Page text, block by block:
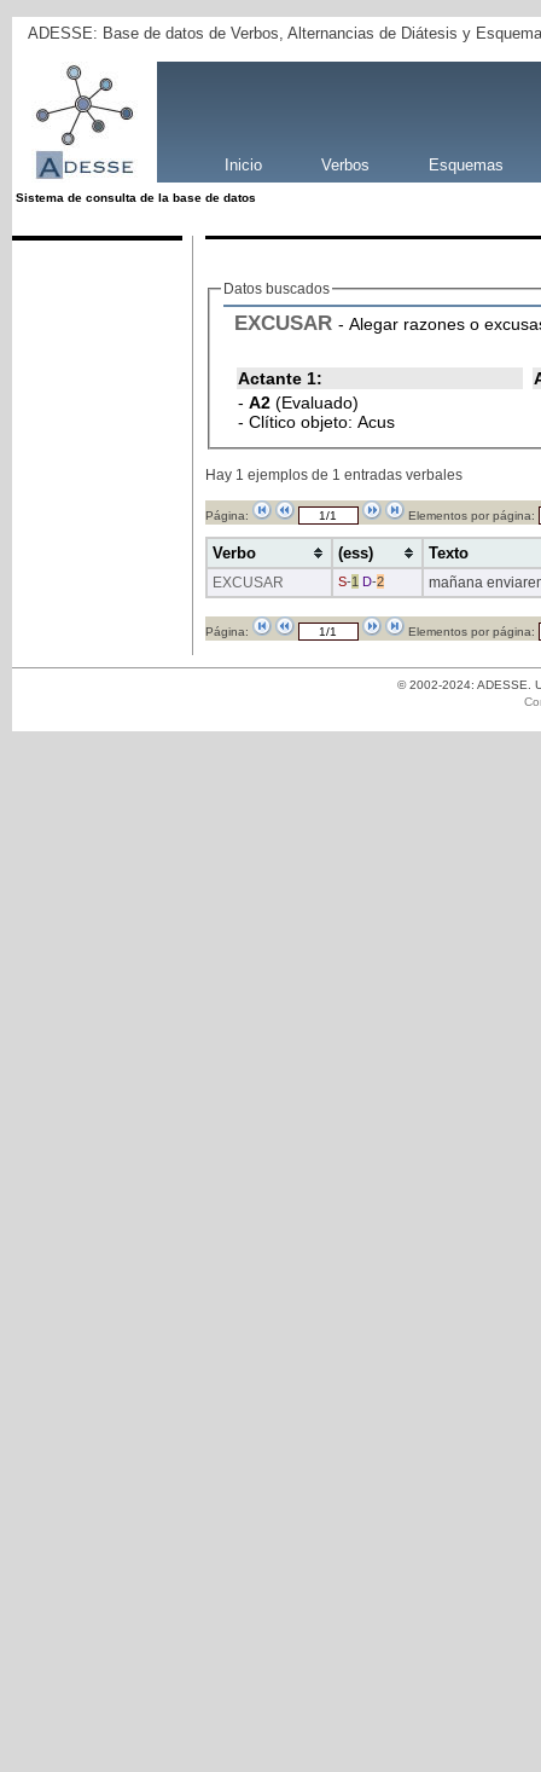
ADESSE: Base de datos de Verbos, Alternancias de Diátesis y
Inicio Verbos Esquemas
Sistema de consulta de la base de datos
Datos buscados
EXCUSAR - Alegar razones o
Actante 1:
- A2 (Evaluado)
- Clítico objeto: Acus
Hay 1 ejemplos de 1 entradas verbales
Página: Elementos por página:
Verbo (ess) Texto
EXCUSAR S-1 D-2 mañana
Página: Elementos por página:
© 2002-2024: ADESSE.